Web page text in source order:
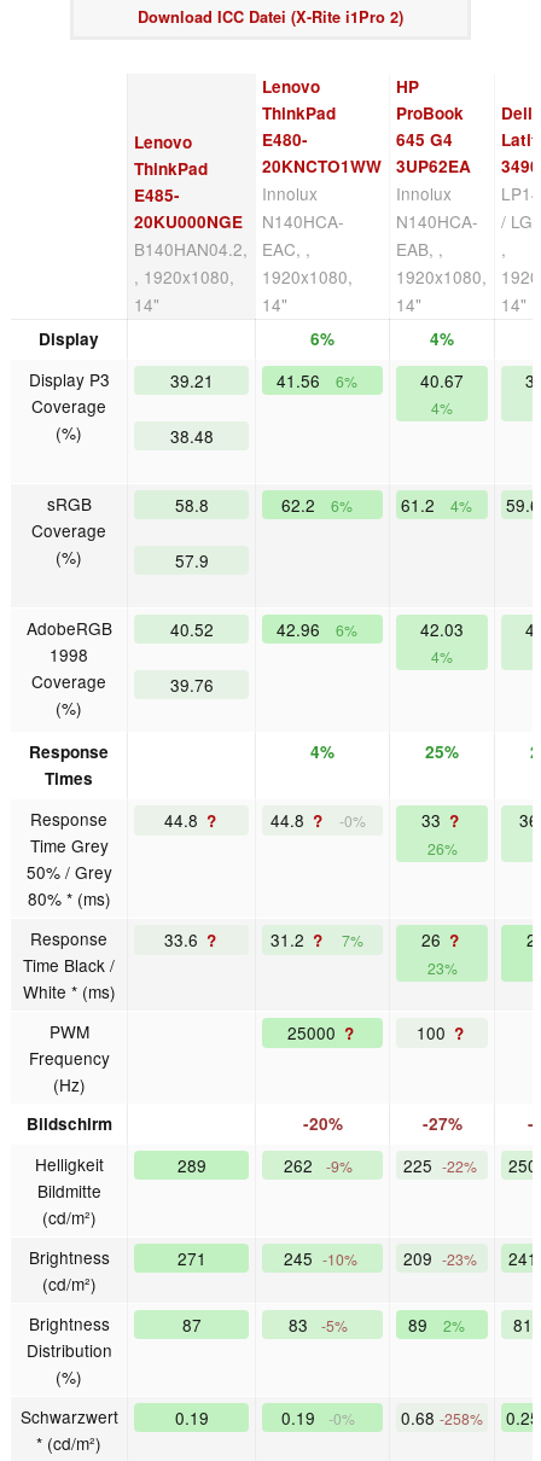
Download ICC Datei (X-Rite i1Pro 2)
Lenovo
ThinkPad
E485-
20KU000NGE
B140HAN04.2,
, 1920x1080,
14"
Lenovo
ThinkPad
E480-
20KNCTO1WW
Innolux
N140HCA-
EAC, ,
1920x1080,
14"
HP
ProBook
645 G4
3UP62EA
Innolux
N140HCA-
EAB, ,
1920x1080,
14"
Dell
3490
/
,
14"
Display 6% 4%
Display P3
Coverage
(%)
39.21
38.48
41.56 6% 40.67
4%
sRGB
Coverage
(%)
58.8
57.9
62.2 6% 61.2 4%
AdobeRGB
1998
Coverage
(%)
40.52
39.76
42.96 6% 42.03
4%
Response
Times
4% 25%
Response
Time Grey
50% / Grey
80% * (ms)
44.8 ? 44.8 ? -0% 33 ?
26%
Response
Time Black /
White * (ms)
33.6 ? 31.2 ? 7% 26 ?
23%
PWM
Frequency
(Hz)
25000 ? 100 ?
Bildschirm -20% -27% -
Helligkeit
Bildmitte
(cd/m²)
289 262 -9% 225 -22% 250
Brightness
(cd/m²)
271 245 -10% 209 -23% 241
Brightness
Distribution
(%)
87 83 -5% 89 2% 81
Schwarzwert
* (cd/m²)
0.19 0.19 -0% 0.68 -258%